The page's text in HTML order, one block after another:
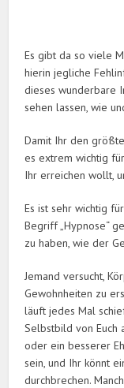
Es gibt da so viele
hierin jegliche
dieses wunderbare
sehen lassen, wie
Damit Ihr den
es extrem wichtig
Ihr erreichen wollt,
Es ist sehr wichtig
Begriff „Hypnose“
zu haben, wie der
Jemand versucht,
Gewohnheiten zu
läuft jedes Mal
Selbstbild von Euch
oder ein besserer
sein, und Ihr könnt
durchbrechen.